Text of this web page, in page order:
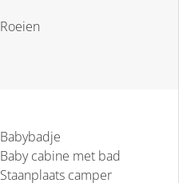
Roeien
Babybadje
Baby cabine met bad
Staanplaats camper